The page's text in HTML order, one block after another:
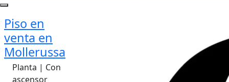
Piso en
venta en
Mollerussa
Planta | Con
ascensor